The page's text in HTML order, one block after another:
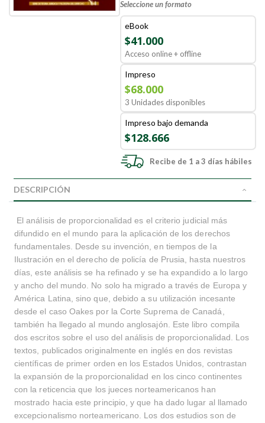
Seleccione un formato
eBook
$41.000
Acceso online + offline
Impreso
$68.000
3 Unidades disponibles
Impreso bajo demanda
$128.666
Recibe de 1 a 3 días hábiles
DESCRIPCIÓN
El análisis de proporcionalidad es el criterio judicial más
difundido en el mundo para la aplicación de los derechos
fundamentales. Desde su invención, en tiempos de la
Ilustración en el derecho de policía de Prusia, hasta nuestros
días, este análisis se ha refinado y se ha expandido a lo largo
y ancho del mundo. No solo ha migrado a través de Europa y
América Latina, sino que, debido a su utilización incesante
desde el caso Oakes por la Corte Suprema de Canadá,
también ha llegado al mundo anglosajón. Este libro compila
dos escritos sobre el uso del análisis de proporcionalidad. Los
textos, publicados originalmente en inglés en dos revistas
científicas de primer orden en los Estados Unidos, contrastan
la expansión de la proporcionalidad en los cinco continentes
con la reticencia que los jueces norteamericanos han
mostrado hacia este principio, y que ha dado lugar al llamado
excepcionalismo norteamericano. Los dos estudios son de